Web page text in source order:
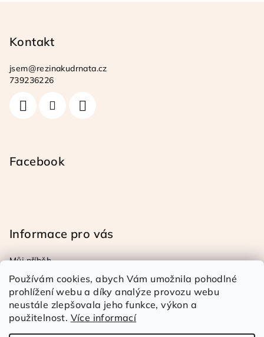
Používám cookies, abych Vám umožnila pohodlné
prohlížení webu a díky analýze provozu webu
neustále zlepšovala jeho funkce, výkon a
použitelnost. Více informací
Kontakt
jsem@rezinakudrnata.cz
739236226
Facebook
Informace pro vás
Můj příběh
Obchodní a reklamační podmínky
Podmínky ochrany osob. úd.
Doprava a platba
Kontakty